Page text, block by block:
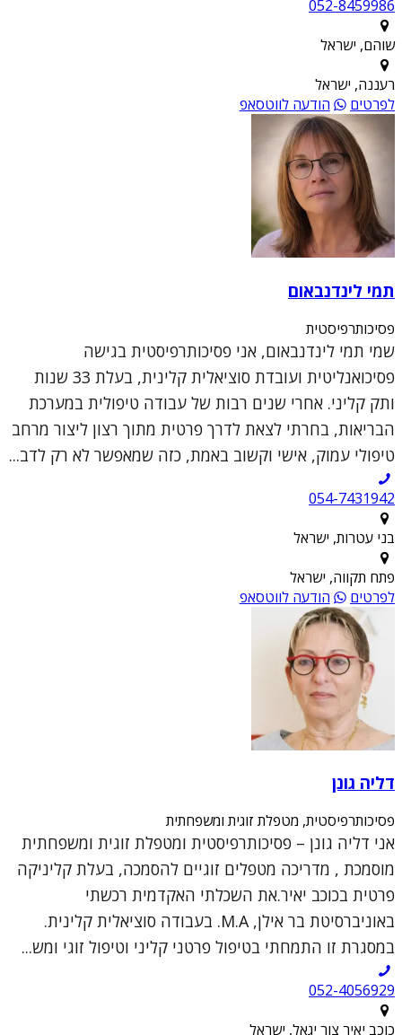
052-8459986
שוהם, ישראל
רעננה, ישראל
לפרטים
הודעה לווטסאפ
תמי לינדנבאום
פסיכותרפיסטית
שמי תמי לינדנבאום, אני פסיכותרפיסטית בגישה
פסיכואנליטית ועובדת סוציאלית קלינית, בעלת 33 שנות
ותק קליני. אחרי שנים רבות של עבודה טיפולית במערכת
הבריאות, בחרתי לצאת לדרך פרטית מתוך רצון ליצור מרחב
טיפולי עמוק, אישי וקשוב באמת, כזה שמאפשר לא רק לדב...
054-7431942
בני עטרות, ישראל
פתח תקווה, ישראל
לפרטים
הודעה לווטסאפ
דליה גונן
פסיכותרפיסטית, מטפלת זוגית ומשפחתית
אני דליה גונן – פסיכותרפיסטית ומטפלת זוגית ומשפחתית
מוסמכת , מדריכה מטפלים זוגיים להסמכה, בעלת קליניקה
פרטית בכוכב יאיר.את השכלתי האקדמית רכשתי
באוניברסיטת בר אילן, M.A. בעבודה סוציאלית קלינית.
במסגרת זו התמחתי בטיפול פרטני קליני וטיפול זוגי ומש...
052-4056929
כוכב יאיר צור יגאל, ישראל